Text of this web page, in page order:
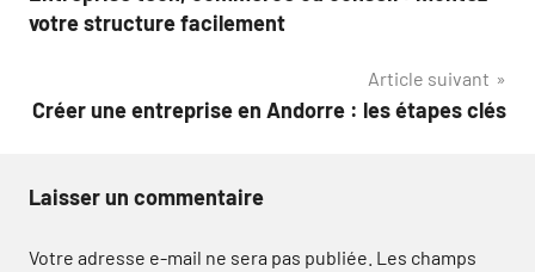
de
votre structure facilement
Article suivant
Créer une entreprise en Andorre : les étapes clés
Laisser un commentaire
Votre adresse e-mail ne sera pas publiée. Les champs